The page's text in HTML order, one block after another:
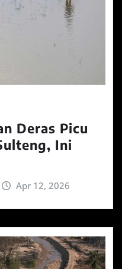
Deras Picu
Ini
Apr 12, 2026